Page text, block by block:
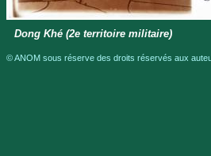
Dong Khé (2e territoire militaire)
© ANOM sous réserve des droits réservés aux